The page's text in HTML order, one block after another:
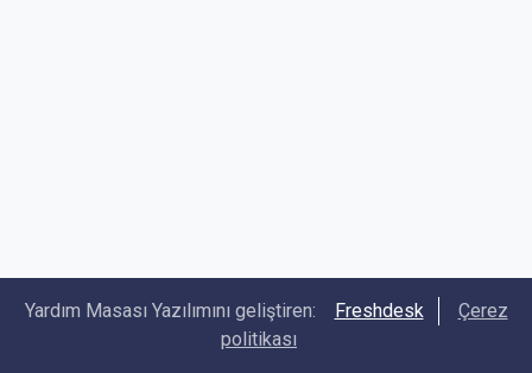
Yardım Masası Yazılımını geliştiren: Freshdesk
Çerez
politikası